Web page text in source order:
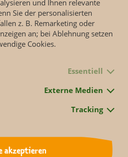
Sie auf den Seiten der
und Ihnen relevante
Sie der personalisierten
z. B. Remarketing oder
an; bei Ablehnung setzen
Cookies.
Essentiell
Externe Medien
Tracking
akzeptieren